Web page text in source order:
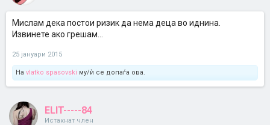
Мислам дека постои ризик да нема деца во иднина.
Извинете ако грешам...
25 јануари 2015
На vlatko spasovski му/ѝ се допаѓа ова.
ELIT-----84
Истакнат член